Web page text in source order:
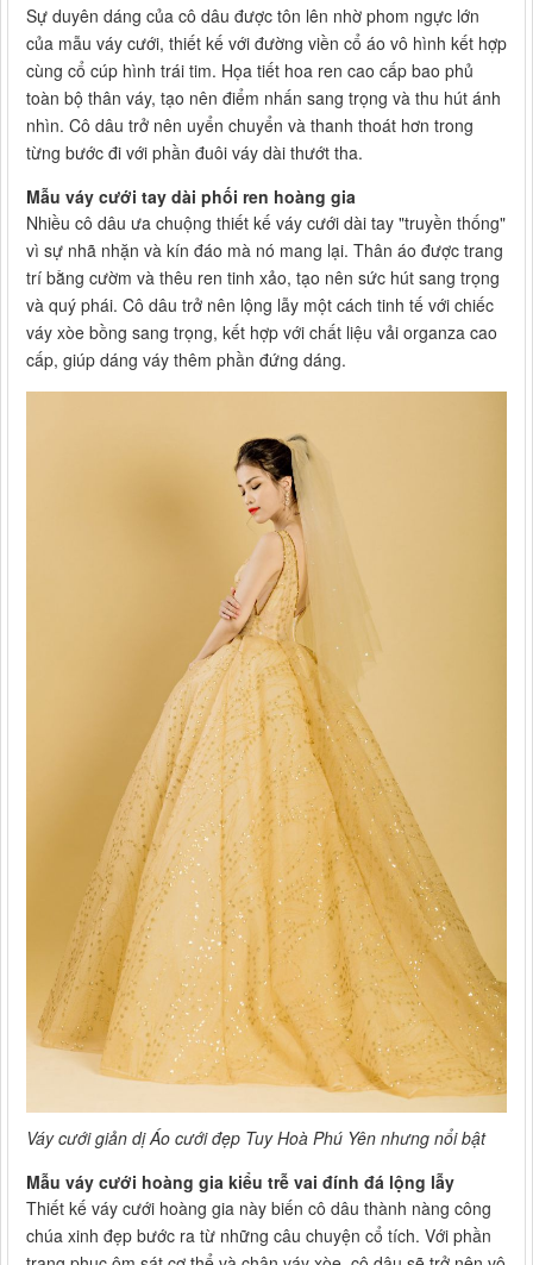
Sự duyên dáng của cô dâu được tôn lên nhờ phom ngực lớn
của mẫu váy cưới, thiết kế với đường viền cổ áo vô hình kết hợp
cùng cổ cúp hình trái tim. Họa tiết hoa ren cao cấp bao phủ
toàn bộ thân váy, tạo nên điểm nhấn sang trọng và thu hút ánh
nhìn. Cô dâu trở nên uyển chuyển và thanh thoát hơn trong
từng bước đi với phần đuôi váy dài thướt tha.
Mẫu váy cưới tay dài phối ren hoàng gia
Nhiều cô dâu ưa chuộng thiết kế váy cưới dài tay "truyền thống"
vì sự nhã nhặn và kín đáo mà nó mang lại. Thân áo được trang
trí bằng cườm và thêu ren tinh xảo, tạo nên sức hút sang trọng
và quý phái. Cô dâu trở nên lộng lẫy một cách tinh tế với chiếc
váy xòe bồng sang trọng, kết hợp với chất liệu vải organza cao
cấp, giúp dáng váy thêm phần đứng dáng.
Váy cưới giản dị Áo cưới đẹp Tuy Hoà Phú Yên nhưng nổi bật
Mẫu váy cưới hoàng gia kiểu trễ vai đính đá lộng lẫy
Thiết kế váy cưới hoàng gia này biến cô dâu thành nàng công
chúa xinh đẹp bước ra từ những câu chuyện cổ tích. Với phần